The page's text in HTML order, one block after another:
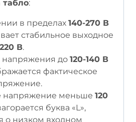
табло:
в пределах 140-270 В
стабильное выходное
220 В.
до 120-140 В
фактическое
напряжение меньше 120
буква «L»,
о низком входном